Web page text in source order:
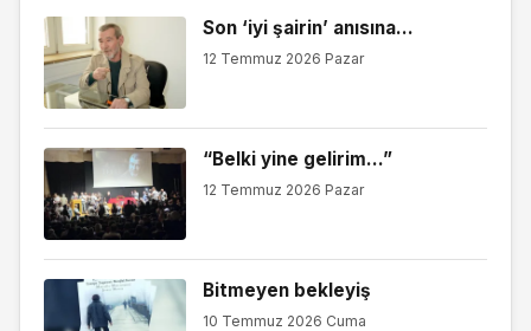
Son ‘iyi şairin’ anısına…
12 Temmuz 2026 Pazar
“Belki yine gelirim…”
12 Temmuz 2026 Pazar
Bitmeyen bekleyiş
10 Temmuz 2026 Cuma